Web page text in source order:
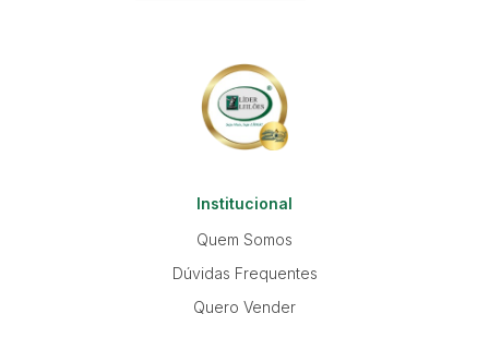
Institucional
Quem Somos
Dúvidas Frequentes
Quero Vender